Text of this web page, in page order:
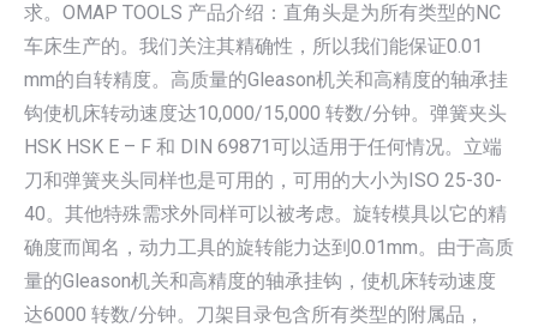
求。OMAP TOOLS 产品介绍：直角头是为所有类型的NC
车床生产的。我们关注其精确性，所以我们能保证0.01
mm的自转精度。高质量的Gleason机关和高精度的轴承挂
钩使机床转动速度达10,000/15,000 转数/分钟。弹簧夹头
HSK HSK E – F 和 DIN 69871可以适用于任何情况。立端
刀和弹簧夹头同样也是可用的，可用的大小为ISO 25-30-
40。其他特殊需求外同样可以被考虑。旋转模具以它的精
确度而闻名，动力工具的旋转能力达到0.01mm。由于高质
量的Gleason机关和高精度的轴承挂钩，使机床转动速度
达6000 转数/分钟。刀架目录包含所有类型的附属品，